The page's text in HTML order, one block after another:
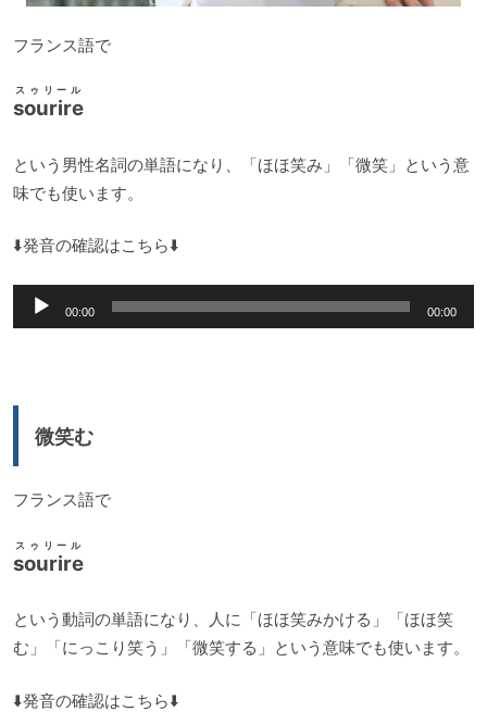
フランス語で
sourire
スゥリール
という男性名詞の単語になり、「ほほ笑み」「微笑」という意
味でも使います。
⬇️発音の確認はこちら⬇️
声
00:00 00:00
微笑む
フランス語で
sourire
スゥリール
という動詞の単語になり、人に「ほほ笑みかける」「ほほ笑
む」「にっこり笑う」「微笑する」という意味でも使います。
⬇️発音の確認はこちら⬇️